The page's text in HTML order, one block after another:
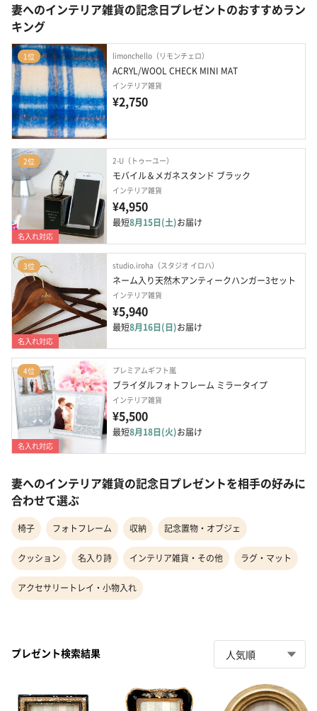
妻へのインテリア雑貨の記念日プレゼントのおすすめラン
キング
1位 limonchello（リモンチェロ）
ACRYL/WOOL CHECK MINI MAT
インテリア雑貨
¥2,750
2位
名入れ対応
2-U（トゥーユー）
モバイル＆メガネスタンド ブラック
インテリア雑貨
¥4,950
最短8月15日(土)お届け
3位
名入れ対応
studio.iroha（スタジオ イロハ）
ネーム入り天然木アンティークハンガー3セット
インテリア雑貨
¥5,940
最短8月16日(日)お届け
4位
名入れ対応
プレミアムギフト嵐
ブライダルフォトフレーム ミラータイプ
インテリア雑貨
¥5,500
最短8月18日(火)お届け
妻へのインテリア雑貨の記念日プレゼントを相手の好みに
合わせて選ぶ
椅子 フォトフレーム 収納 記念置物・オブジェ
クッション 名入り詩 インテリア雑貨・その他 ラグ・マット
アクセサリートレイ・小物入れ
プレゼント検索結果